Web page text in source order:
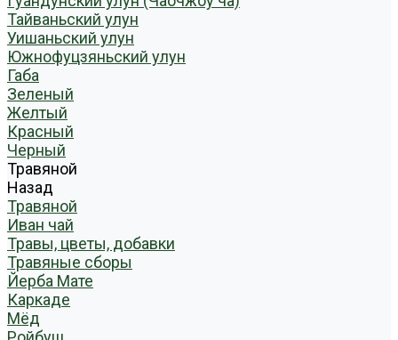
Тайваньский улун
Уишаньский улун
Южнофуцзяньский улун
Габа
Зеленый
Желтый
Красный
Черный
Травяной
Назад
Травяной
Иван чай
Травы, цветы, добавки
Травяные сборы
Йерба Мате
Каркаде
Мёд